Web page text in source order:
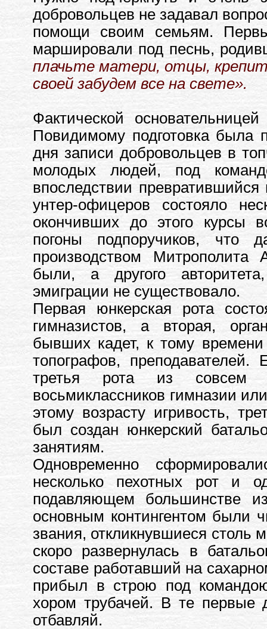
добровольцев не задавал
помощи своим семьям.
маршировали под песнь,
плачьте матери, отцы,
своей забудем все на свете».
Фактической
Повидимому подготовка была
дня записи добровольцев в
молодых людей, под
впоследствии
унтер-офицеров состояло
окончивших до этого курсы
погоны подпоручиков,
производством
были, а другого
эмиграции не существовало.
Первая юнкерская рота
гимназистов, а вторая,
бывших кадет, к тому времени
топографов,
третья рота из совсем
восьмиклассников гимназии
этому возрасту игривость,
был создан юнкерский
занятиям.
Одновременно
несколько пехотных рот и
подавляющем большинстве
основным контингентом были
звания, откликнувшиеся столь
скоро развернулась в
составе работавший на
прибыл в строю под
хором трубачей. В те первые
отбавляй.